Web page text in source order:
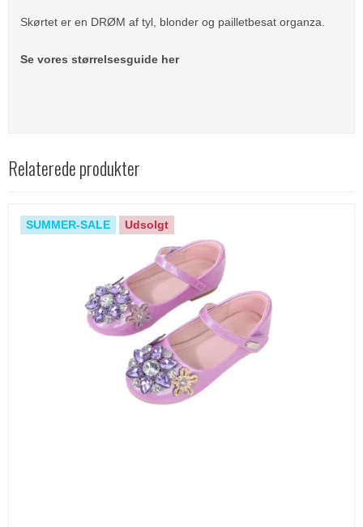
Skørtet er en DRØM af tyl, blonder og pailletbesat organza.
Se vores størrelsesguide her
Relaterede produkter
SUMMER-SALE Udsolgt